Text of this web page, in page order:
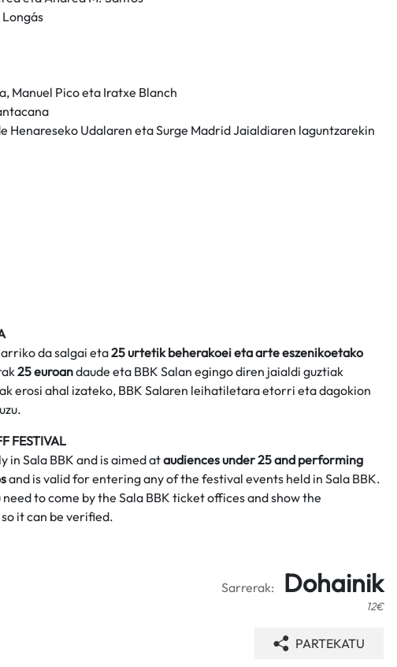
Manuel Pico eta Iratxe Blanch
Henareseko Udalaren eta Surge Madrid Jaialdiaren laguntzarekin
da salgai eta25 urtetik beherakoei eta arte eszenikoetako
25 euroandaude eta BBK Salan egingo diren jaialdi guztiak
erosi ahal izateko, BBK Salaren leihatiletara etorri eta dagokion
FESTIVAL
in Sala BBK and is aimed ataudiences under 25 and performing
and is valid for entering any of the festival events held in Sala BBK.
to come by the Sala BBK ticket offices and show the
it can be verified.
Sarrerak: Dohainik
12€
PARTEKATU